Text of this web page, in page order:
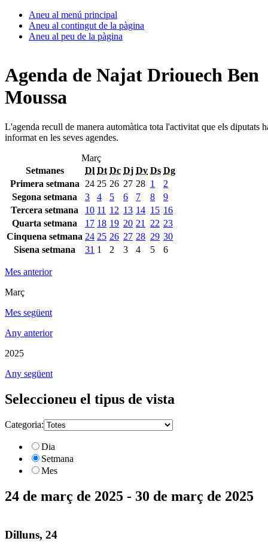
Aneu al menú principal
Aneu al contingut de la pàgina
Aneu al peu de la pàgina
Agenda de Najat Driouech Ben
Moussa
L'agenda recull de manera automàtica tota l'activitat que els diputats
informat en les seves agendes.
Març
Setmanes
Dl Dt Dc Dj Dv Ds Dg
Primera setmana
24 25 26 27 28 1
2
Segona setmana
3 4 5 6 7 8
9
Tercera setmana
10 11 12 13 14 15 16
Quarta setmana
17 18 19 20 21 22 23
Cinquena setmana 24 25 26 27 28 29 30
Sisena setmana
31 1 2 3 4 5 6
Mes anterior
Març
Mes següent
Any anterior
2025
Any següent
Seleccioneu el tipus de vista
Categoria:
Dia
Setmana
Mes
24 de març de 2025 - 30 de març de 2025
Dilluns, 24